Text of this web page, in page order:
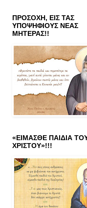
ΠΡΟΣΟΧΗ, ΕΙΣ ΤΑΣ
ΥΠΟΨΗΦΙΟΥΣ ΝΕΑΣ
ΜΗΤΕΡΑΣ!!
«ΕΙΜΑΣΘΕ ΠΑΙΔΙΑ
ΧΡΙΣΤΟΥ»!!!